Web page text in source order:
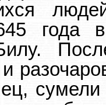
года
сумели